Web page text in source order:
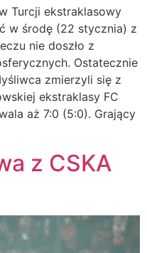
Turcji ekstraklasowy
w środę (22 stycznia) z
nie doszło z
Ostatecznie
zmierzyli się z
ekstraklasy FC
aż 7:0 (5:0). Grający
z CSKA